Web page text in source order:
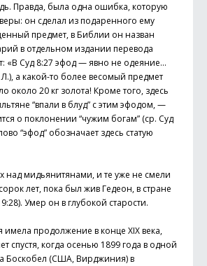
Правда, была одна ошибка, которую
он сделал из подаренного ему
предмет, в Библии он назван
в отдельном издании перевода
«В Суд 8:27 эфод — явно не одеяние...
а какой-то более весомый предмет
около 20 кг золота! Кроме того, здесь
“впали в блуд” с этим эфодом, —
о поклонении “чужим богам” (ср. Суд
“эфод” обозначает здесь статую
над мидьянитянами, и те уже не смели
лет, пока был жив Гедеон, в стране
Умер он в глубокой старости.
имела продолжение в конце XIX века,
спустя, когда осенью 1899 года в одной
Боскобел (США, Вирджиния) в